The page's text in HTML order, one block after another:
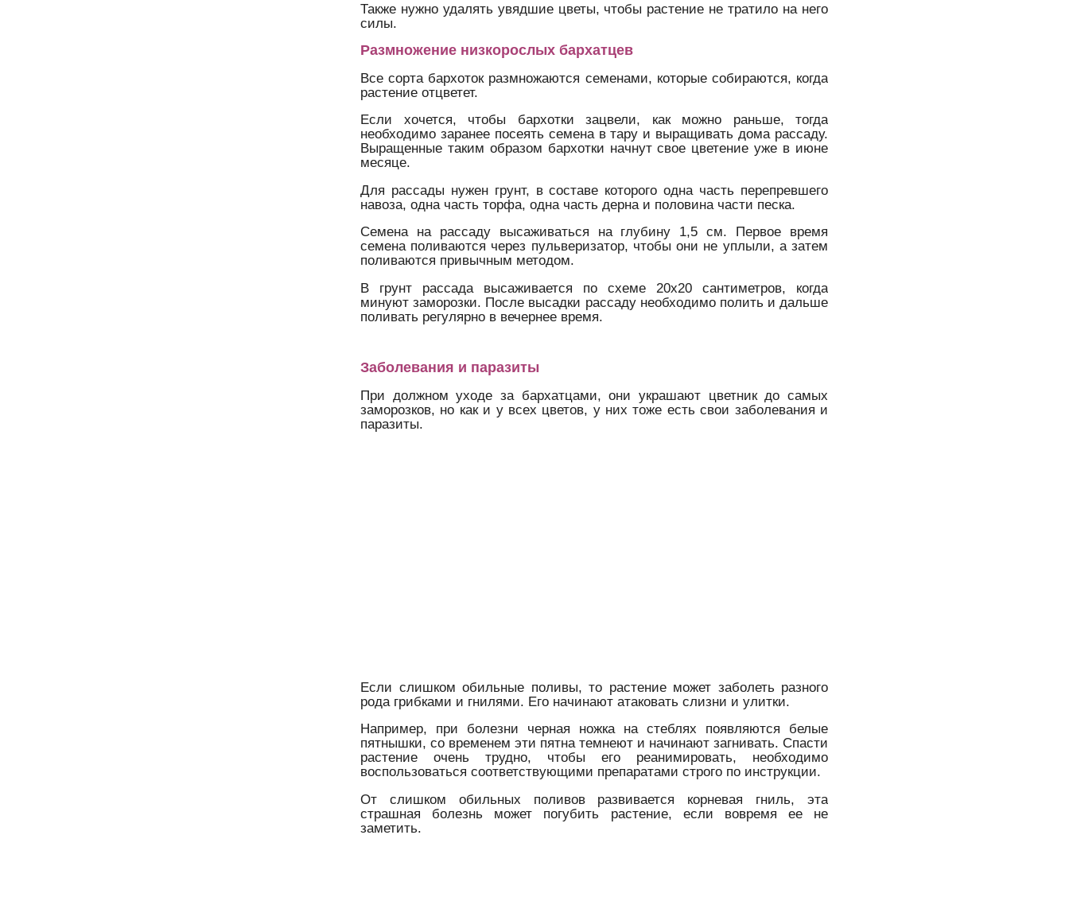
Также нужно удалять увядшие цветы, чтобы растение не тратило на него
силы.
Размножение низкорослых бархатцев
Все сорта бархоток размножаются семенами, которые собираются, когда
растение отцветет.
Если хочется, чтобы бархотки зацвели, как можно раньше, тогда
необходимо заранее посеять семена в тару и выращивать дома рассаду.
Выращенные таким образом бархотки начнут свое цветение уже в июне
месяце.
Для рассады нужен грунт, в составе которого одна часть перепревшего
навоза, одна часть торфа, одна часть дерна и половина части песка.
Семена на рассаду высаживаться на глубину 1,5 см. Первое время
семена поливаются через пульверизатор, чтобы они не уплыли, а затем
поливаются привычным методом.
В грунт рассада высаживается по схеме 20х20 сантиметров, когда
минуют заморозки. После высадки рассаду необходимо полить и дальше
поливать регулярно в вечернее время.
Заболевания и паразиты
При должном уходе за бархатцами, они украшают цветник до самых
заморозков, но как и у всех цветов, у них тоже есть свои заболевания и
паразиты.
Если слишком обильные поливы, то растение может заболеть разного
рода грибками и гнилями. Его начинают атаковать слизни и улитки.
Например, при болезни черная ножка на стеблях появляются белые
пятнышки, со временем эти пятна темнеют и начинают загнивать. Спасти
растение очень трудно, чтобы его реанимировать, необходимо
воспользоваться соответствующими препаратами строго по инструкции.
От слишком обильных поливов развивается корневая гниль, эта
страшная болезнь может погубить растение, если вовремя ее не
заметить.